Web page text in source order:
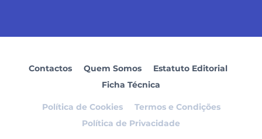
Contactos Quem Somos
Estatuto Editorial
Ficha Técnica
Política de Cookies
Termos e Condições
Política de Privacidade